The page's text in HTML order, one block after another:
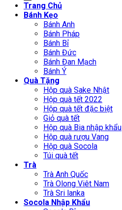
Trang Chủ
Bánh Kẹo
Bánh Anh
Bánh Pháp
Bánh Bỉ
Bánh Đức
Bánh Đan Mạch
Bánh Ý
Quà Tặng
Hộp quà Sake Nhật
Hộp quà tết 2022
Hộp quà tết đặc biệt
Giỏ quà tết
Hộp quà Bia nhập khẩu
Hộp quà rượu Vang
Hộp quà Socola
Túi quà tết
Trà
Trà Anh Quốc
Trà Olong Viêt Nam
Trà Sri lanka
Socola Nhập Khẩu